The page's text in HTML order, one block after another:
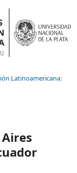
Latinoamericana: